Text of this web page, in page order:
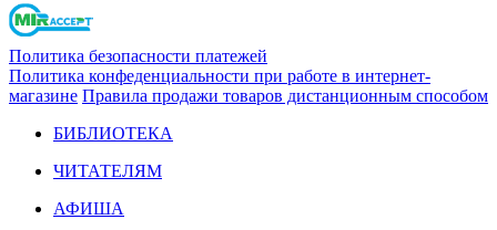
Политика безопасности платежей
Политика конфеденциальности при работе в интернет-
магазине Правила продажи товаров дистанционным способом
БИБЛИОТЕКА
ЧИТАТЕЛЯМ
АФИША